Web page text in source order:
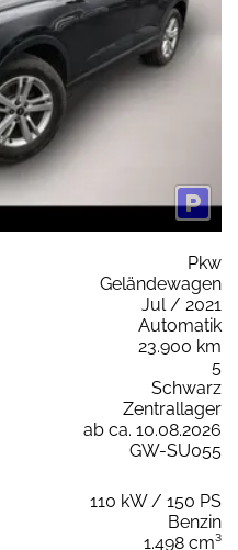
Pkw
Geländewagen
Jul / 2021
Automatik
23.900 km
5
Schwarz
Zentrallager
ab ca. 10.08.2026
GW-SU055
110 kW / 150 PS
Benzin
1.498 cm³